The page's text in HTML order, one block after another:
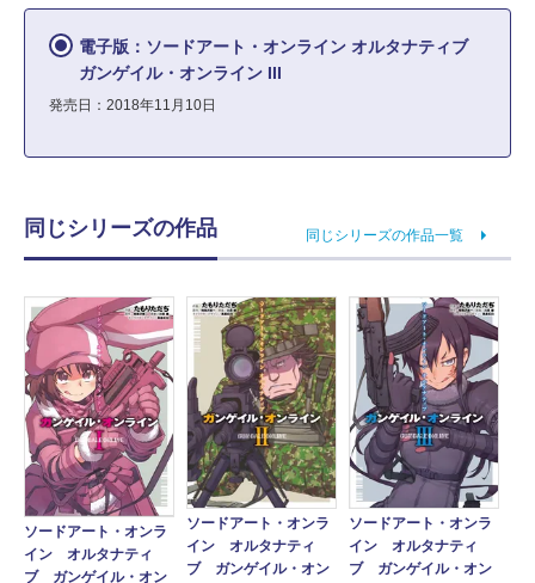
電子版：ソードアート・オンライン オルタナティブ
ガンゲイル・オンライン III
発売日：2018年11月10日
同じシリーズの作品 同じシリーズの作品一覧
ソードアート・オンラ
イン オルタナティ
ブ ガンゲイル・オン
ソードアート・オンラ
イン オルタナティ
ブ ガンゲイル・オン
ソードアート・オンラ
イン オルタナティ
ブ ガンゲイル・オン